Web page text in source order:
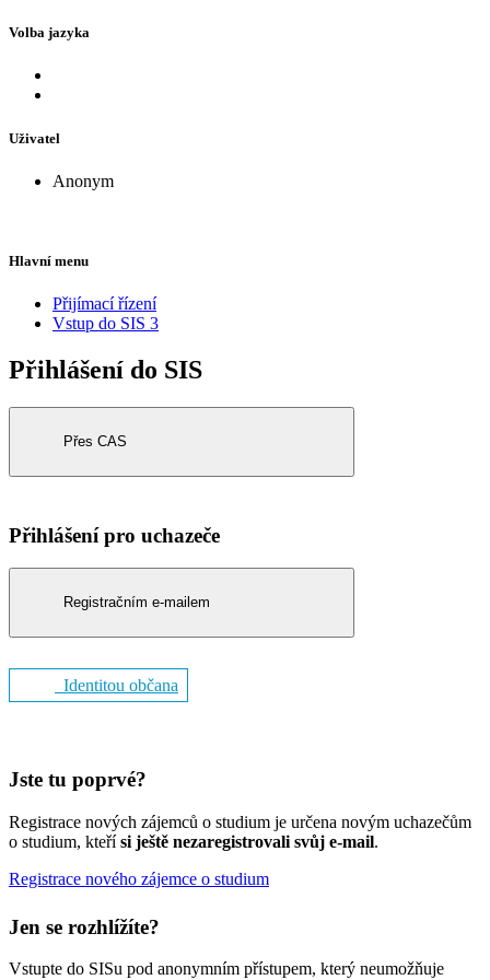
Volba jazyka
Uživatel
Anonym
Hlavní menu
Přijímací řízení
Vstup do SIS 3
Přihlášení do SIS
Přes CAS
Přihlášení pro uchazeče
Registračním e-mailem
Identitou občana
Jste tu poprvé?
Registrace nových zájemců o studium je určena novým uchazečům
o studium, kteřísi ještě nezaregistrovali svůj e-mail.
Registrace nového zájemce o studium
Jen se rozhlížíte?
Vstupte do SISu pod anonymním přístupem, který neumožňuje